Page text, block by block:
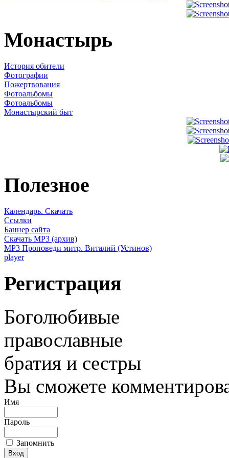
Монастырь
История обители
Фотографии
Пожертвования
Фотоальбомы
Фотоальбомы
Монастырский быт
Полезное
Календарь. Скачать
Ссылки
Баннер сайта
Скачать MP3 (архив)
MP3 Проповеди митр. Виталий (Устинов)
player
Регистрация
Боголюбивые
православные
братия и сестры
Вы сможете
Имя
Пароль
Запомнить